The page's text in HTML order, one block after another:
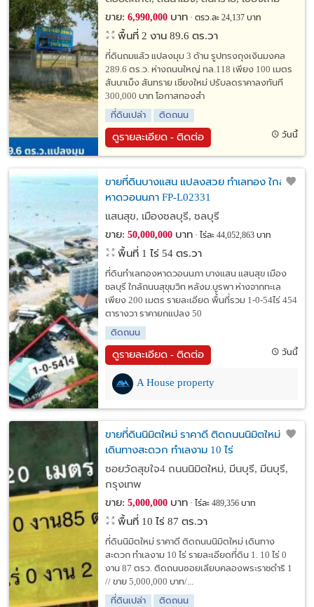
ขาย: 6,990,000บาท ตรว.ละ 24,137 บาท
พื้นที่ 2 งาน 89.6 ตร.วา
ที่ดินถมแล้ว แปลงมุม 3 ด้าน รูปทรงถุงเงินมงคล
289.6 ตร.ว. ห่างถนนใหญ่ ทล.118 เพียง 100 เมตร
สันนาเม็ง สันทราย เชียงใหม่ ปรับลดราคาลงทันที
300,000 บาท โอกาสทองสำ
ที่ดินเปล่า
ติดถนน
ดูรายละเอียด - ติดต่อ วันนี้
ขายที่ดินบางแสน แปลงสวย ทำเลทอง ใกล้
หาดวอนนภา FP-L02331
แสนสุข, เมืองชลบุรี, ชลบุรี
ขาย: 50,000,000บาท ไร่ละ 44,052,863 บาท
พื้นที่ 1 ไร่ 54 ตร.วา
ที่ดินทำเลทองหาดวอนนภา บางแสน แสนสุข เมือง
ชลบุรี ใกล้ถนนสุขุมวิท หลังม.บูรพา ห่างจากทะเล
เพียง 200 เมตร รายละเอียด พื้นที่รวม 1-0-54ไร่ 454
ตารางวา ราคายกแปลง 50
ติดถนน
ดูรายละเอียด - ติดต่อ วันนี้
A House property
ขายที่ดินนิมิตใหม่ ราคาดี ติดถนนนิมิตใหม่
เดินทางสะดวก ทำเลงาม 10 ไร่
ซอยวัดสุขใจ4 ถนนนิมิตใหม่, มีนบุรี, มีนบุรี,
กรุงเทพ
ขาย: 5,000,000บาท ไร่ละ 489,356 บาท
พื้นที่ 10 ไร่ 87 ตร.วา
ที่ดินนิมิตใหม่ ราคาดี ติดถนนนิมิตใหม่ เดินทาง
สะดวก ทำเลงาม 10 ไร่ รายละเอียดที่ดิน 1. 10 ไร่ 0
งาน 87 ตรว. ติดถนนซอยเลียบคลองพระราชดำริ 1
// ขาย 5,000,000 บาท/...
ที่ดินเปล่า
ติดถนน